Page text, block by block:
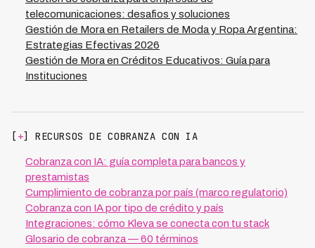
telecomunicaciones: desafios y soluciones
Gestión de Mora en Retailers de Moda y Ropa Argentina:
Estrategias Efectivas 2026
Gestión de Mora en Créditos Educativos: Guía para
Instituciones
[+] RECURSOS DE COBRANZA CON IA
Cobranza con IA: guía completa para bancos y
prestamistas
Cumplimiento de cobranza por país (marco regulatorio)
Cobranza con IA por tipo de crédito y país
Integraciones: cómo Kleva se conecta con tu stack
Glosario de cobranza — 60 términos